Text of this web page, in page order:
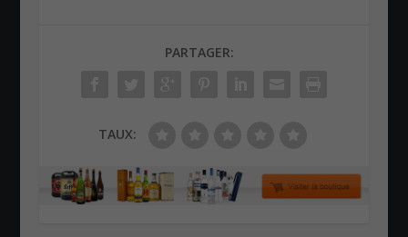
PARTAGER:
TAUX: